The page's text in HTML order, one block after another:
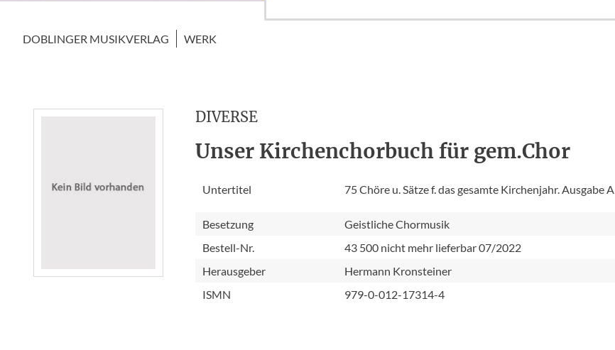
DOBLINGER MUSIKVERLAG WERK
DIVERSE
Unser Kirchenchorbuch für gem.Chor
Untertitel 75 Chöre u. Sätze f. das gesamte Kirchenjahr. Ausgabe A
Besetzung
Geistliche Chormusik
Bestell-Nr.
43 500 nicht mehr lieferbar 07/2022
Herausgeber
Hermann Kronsteiner
ISMN
979-0-012-17314-4